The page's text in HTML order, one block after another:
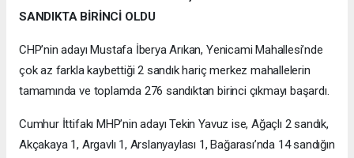
SANDIKTA BİRİNCİ OLDU
CHP’nin adayı Mustafa İberya Arıkan, Yenicami Mahallesi’nde
çok az farkla kaybettiği 2 sandık hariç merkez mahallelerin
tamamında ve toplamda 276 sandıktan birinci çıkmayı başardı.
Cumhur İttifakı MHP’nin adayı Tekin Yavuz ise, Ağaçlı 2 sandık,
Akçakaya 1, Argavlı 1, Arslanyaylası 1, Bağarası’nda 14 sandığın